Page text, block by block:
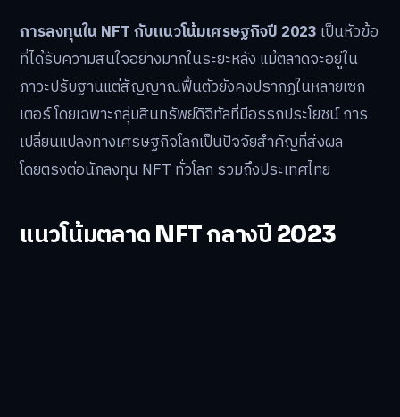
การลงทุนใน NFT กับแนวโน้มเศรษฐกิจปี 2023 เป็นหัวข้อ
ที่ได้รับความสนใจอย่างมากในระยะหลัง แม้ตลาดจะอยู่ใน
ภาวะปรับฐานแต่สัญญาณฟื้นตัวยังคงปรากฏในหลายเซก
เตอร์ โดยเฉพาะกลุ่มสินทรัพย์ดิจิทัลที่มีอรรถประโยชน์ การ
เปลี่ยนแปลงทางเศรษฐกิจโลกเป็นปัจจัยสำคัญที่ส่งผล
โดยตรงต่อนักลงทุน NFT ทั่วโลก รวมถึงประเทศไทย
แนวโน้มตลาด NFT กลางปี 2023